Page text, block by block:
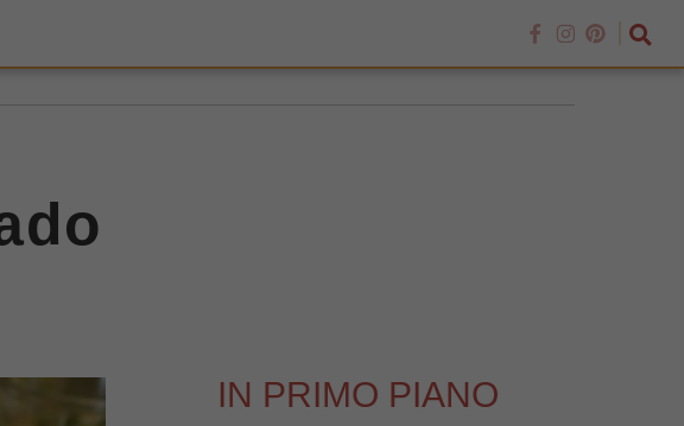
IN PRIMO PIANO